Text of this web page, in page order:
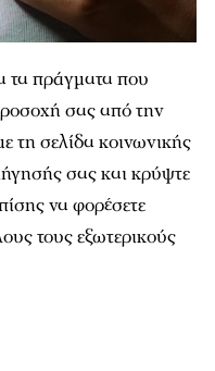
τα πράγματα που
σας από την
τη σελίδα κοινωνικής
σας και κρύψτε
να φορέσετε
τους εξωτερικούς